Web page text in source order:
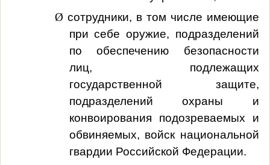
Ø сотрудники, в том числе имеющие
при себе оружие, подразделений
по обеспечению безопасности
лиц, подлежащих
государственной защите,
подразделений охраны и
конвоирования подозреваемых и
обвиняемых, войск национальной
гвардии Российской Федерации.